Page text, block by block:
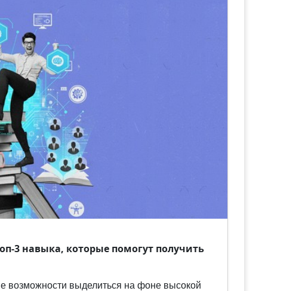
3 навыка, которые помогут получить
возможности выделиться на фоне высокой